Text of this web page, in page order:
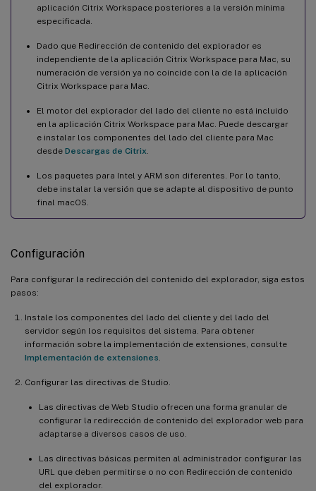
aplicación Citrix Workspace posteriores a la versión mínima
especificada.
Dado que Redirección de contenido del explorador es
independiente de la aplicación Citrix Workspace para Mac, su
numeración de versión ya no coincide con la de la aplicación
Citrix Workspace para Mac.
El motor del explorador del lado del cliente no está incluido
en la aplicación Citrix Workspace para Mac. Puede descargar
e instalar los componentes del lado del cliente para Mac
desde Descargas de Citrix
Los paquetes para Intel y ARM son diferentes. Por lo tanto,
debe instalar la versión que se adapte al dispositivo de punto
final macOS.
Configuración
Para configurar la redirección del contenido del explorador, siga estos
pasos:
Instale los componentes del lado del cliente y del lado del
servidor según los requisitos del sistema. Para obtener
información sobre la implementación de extensiones, consulte
Implementación de extensiones
Configurar las directivas de Studio.
Las directivas de Web Studio ofrecen una forma granular de
configurar la redirección de contenido del explorador web para
adaptarse a diversos casos de uso.
Las directivas básicas permiten al administrador configurar las
URL que deben permitirse o no con Redirección de contenido
del explorador.